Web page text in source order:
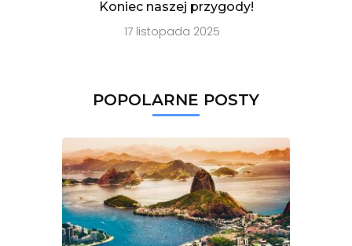
Koniec naszej przygody!
17 listopada 2025
POPOLARNE POSTY